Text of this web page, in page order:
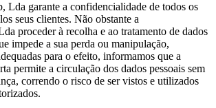
Lda garante a confidencialidade de todos os
seus clientes. Não obstante a
proceder à recolha e ao tratamento de dados
impede a sua perda ou manipulação,
para o efeito, informamos que a
permite a circulação dos dados pessoais sem
correndo o risco de ser vistos e utilizados